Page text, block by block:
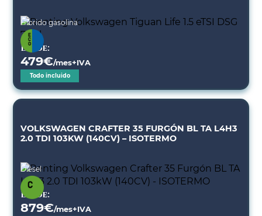
Híbrido gasolina
Desde:
479€/mes+IVA
Todo incluido
VOLKSWAGEN CRAFTER 35 FURGÓN BL TA L4H3
2.0 TDI 103KW (140CV) – ISOTERMO
Diésel
Desde:
879€/mes+IVA